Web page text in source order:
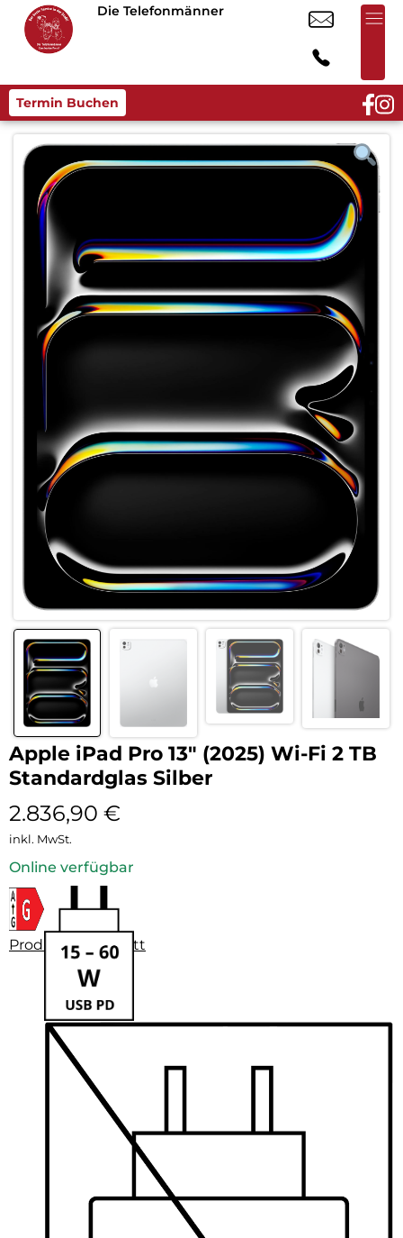
Die Telefonmänner
Termin Buchen
Apple iPad Pro 13″ (2025) Wi-Fi 2 TB
Standardglas Silber
2.836,90 €
inkl. MwSt.
Online verfügbar
Produktdatenblatt